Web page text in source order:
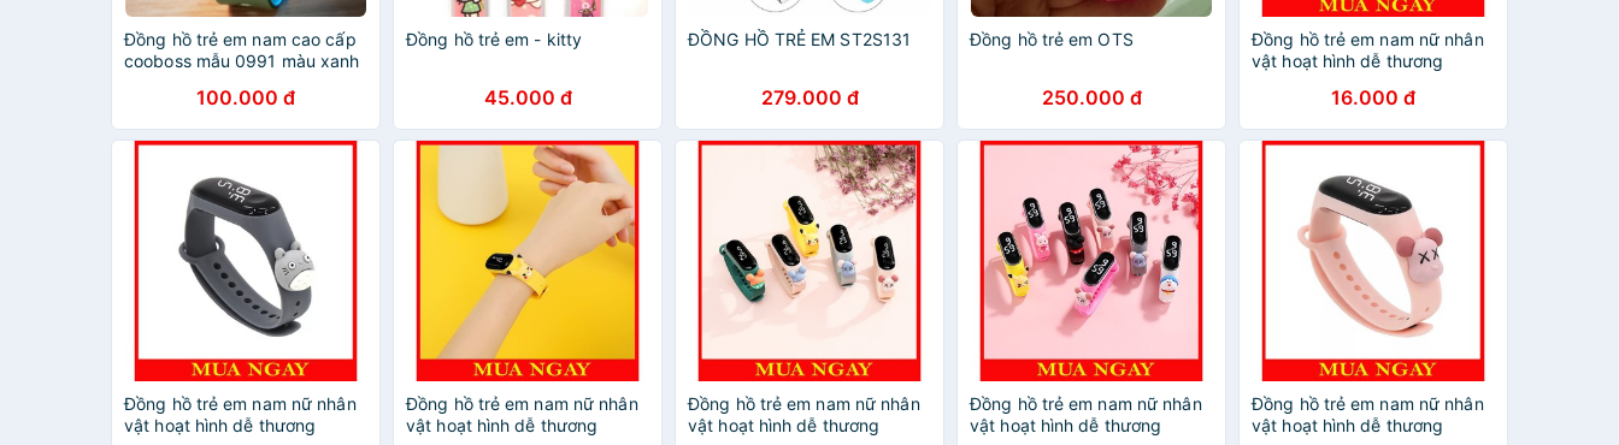
Đồng hồ trẻ em nam cao cấp
cooboss mẫu 0991 màu xanh
100.000 đ
Đồng hồ trẻ em - kitty
45.000 đ
ĐỒNG HỒ TRẺ EM ST2S131
279.000 đ
Đồng hồ trẻ em OTS
250.000 đ
Đồng hồ trẻ em nam nữ nhân
vật hoạt hình dễ thương
16.000 đ
Đồng hồ trẻ em nam nữ nhân
vật hoạt hình dễ thương
Đồng hồ trẻ em nam nữ nhân
vật hoạt hình dễ thương
Đồng hồ trẻ em nam nữ nhân
vật hoạt hình dễ thương
Đồng hồ trẻ em nam nữ nhân
vật hoạt hình dễ thương
Đồng hồ trẻ em nam nữ nhân
vật hoạt hình dễ thương